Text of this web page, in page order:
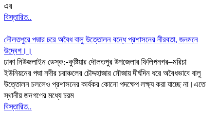
এর
বিস্তারিত..
দৌলতপুরে পদ্মার চরে অবৈধ বালু উত্তোলন বন্ধে প্রশাসনের নীরবতা, জনমনে
উদ্বেগ।।
ঢাকা নিউজলাইন ডেস্ক:-কুষ্টিয়ার দৌলতপুর উপজেলার ফিলিপনগর–মরিচা
ইউনিয়নের পদ্মা নদীর চরাঞ্চলের চৌদ্দহাজার মৌজায় দীর্ঘদিন ধরে অবৈধভাবে বালু
উত্তোলন চললেও প্রশাসনের কার্যকর কোনো পদক্ষেপ লক্ষ্য করা যাচ্ছে না।এতে
স্থানীয় জনগণের মধ্যে চরম
বিস্তারিত..